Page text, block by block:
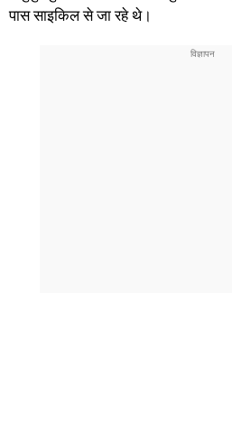
पास साइकिल से जा रहे थे।